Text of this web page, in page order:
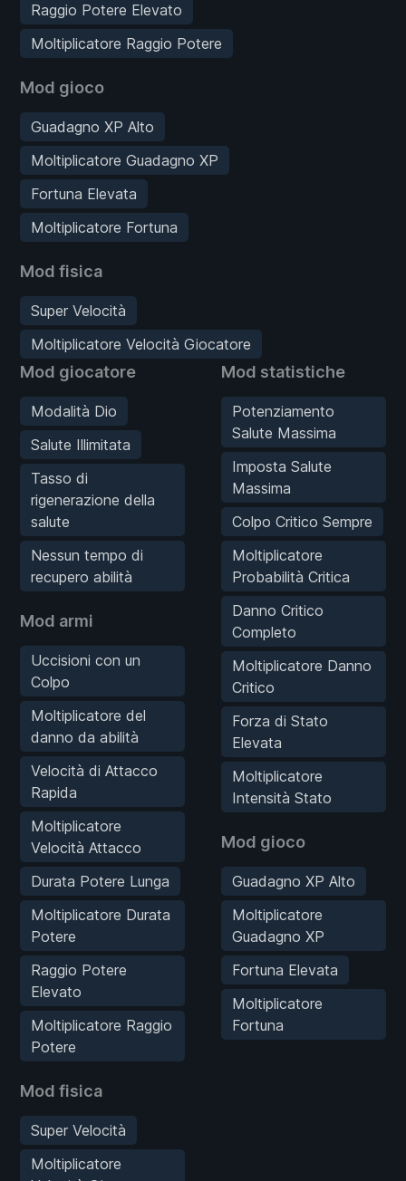
Raggio Potere Elevato
Moltiplicatore Raggio Potere
Mod gioco
Guadagno XP Alto
Moltiplicatore Guadagno XP
Fortuna Elevata
Moltiplicatore Fortuna
Mod fisica
Super Velocità
Moltiplicatore Velocità Giocatore
Mod giocatore
Modalità Dio
Salute Illimitata
Tasso di
rigenerazione della
salute
Nessun tempo di
recupero abilità
Mod armi
Uccisioni con un
Colpo
Moltiplicatore del
danno da abilità
Velocità di Attacco
Rapida
Moltiplicatore
Velocità Attacco
Durata Potere Lunga
Moltiplicatore Durata
Potere
Raggio Potere
Elevato
Moltiplicatore Raggio
Potere
Mod fisica
Super Velocità
Moltiplicatore
Mod statistiche
Potenziamento
Salute Massima
Imposta Salute
Massima
Colpo Critico Sempre
Moltiplicatore
Probabilità Critica
Danno Critico
Completo
Moltiplicatore Danno
Critico
Forza di Stato
Elevata
Moltiplicatore
Intensità Stato
Mod gioco
Guadagno XP Alto
Moltiplicatore
Guadagno XP
Fortuna Elevata
Moltiplicatore
Fortuna